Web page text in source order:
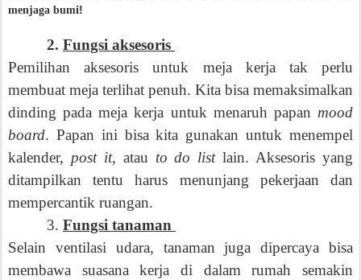
menjaga bumi!
2. Fungsi aksesoris
Pemilihan aksesoris untuk meja kerja tak perlu
membuat meja terlihat penuh. Kita bisa memaksimalkan
dinding pada meja kerja untuk menaruh papan mood
board. Papan ini bisa kita gunakan untuk menempel
kalender, post it, atau to do listlain. Aksesoris yang
ditampilkan tentu harus menunjang pekerjaan dan
mempercantik ruangan.
3. Fungsi tanaman
Selain ventilasi udara, tanaman juga dipercaya bisa
membawa suasana kerja di dalam rumah semakin